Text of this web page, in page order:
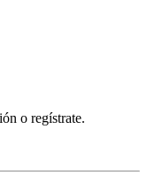
o regístrate.